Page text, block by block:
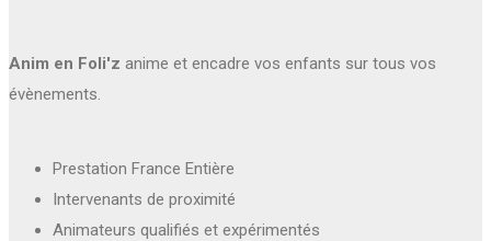
Anim en Foli'z anime et encadre vos enfants sur tous vos
évènements.
Prestation France Entière
Intervenants de proximité
Animateurs qualifiés et expérimentés